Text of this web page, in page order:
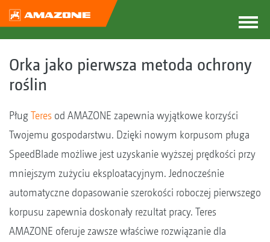
Orka jako pierwsza metoda ochrony
roślin
PługTeres od AMAZONE zapewnia wyjątkowe korzyści
Twojemu gospodarstwu. Dzięki nowym korpusom pługa
SpeedBlade możliwe jest uzyskanie wyższej prędkości przy
mniejszym zużyciu eksploatacyjnym. Jednocześnie
automatyczne dopasowanie szerokości roboczej pierwszego
korpusu zapewnia doskonały rezultat pracy. Teres
AMAZONE oferuje zawsze właściwe rozwiązanie dla